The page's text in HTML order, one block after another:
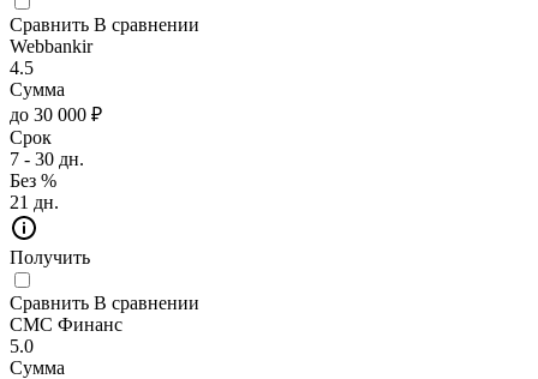
Сравнить В сравнении
Webbankir
4.5
Сумма
до 30 000 ₽
Срок
7 - 30 дн.
Без %
21 дн.
Получить
Сравнить В сравнении
СМС Финанс
5.0
Сумма